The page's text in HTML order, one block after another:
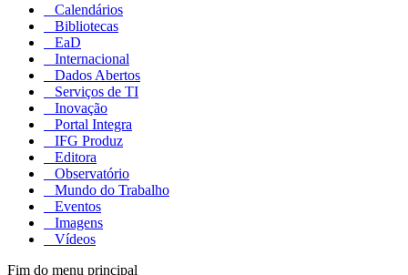
Calendários
Bibliotecas
EaD
Internacional
Dados Abertos
Serviços de TI
Inovação
Portal Integra
IFG Produz
Editora
Observatório
Mundo do Trabalho
Eventos
Imagens
Vídeos
Fim do menu principal